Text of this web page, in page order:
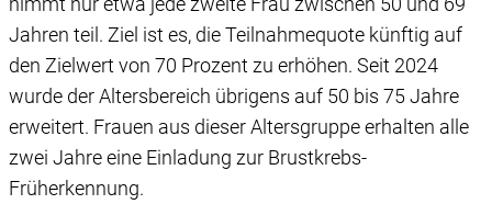
Jahren teil. Ziel ist es, die Teilnahmequote künftig auf
den Zielwert von 70 Prozent zu erhöhen. Seit 2024
wurde der Altersbereich übrigens auf 50 bis 75 Jahre
erweitert. Frauen aus dieser Altersgruppe erhalten alle
zwei Jahre eine Einladung zur Brustkrebs-
Früherkennung.